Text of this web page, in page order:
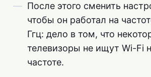
После этого сменить
чтобы он работал на
Ггц: дело в том, что
телевизоры не ищут Wi-Fi
частоте.